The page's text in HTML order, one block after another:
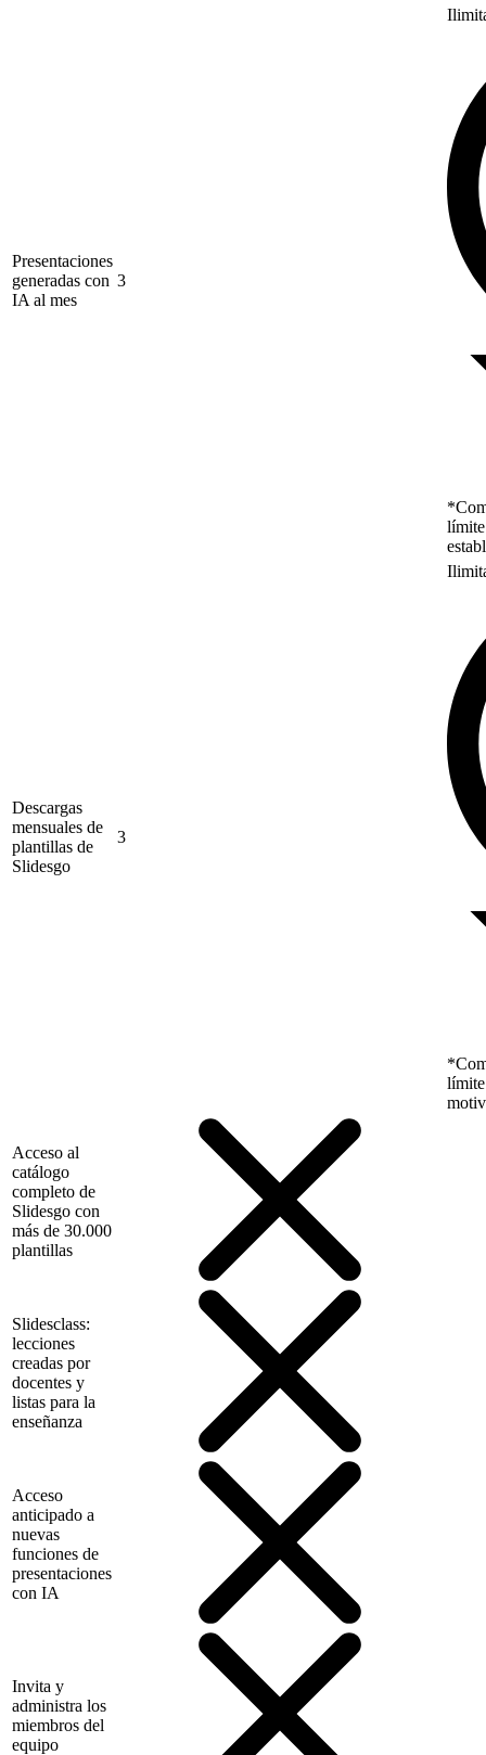
Presentaciones
generadas con
IA al mes
3
Descargas
mensuales de
plantillas de
Slidesgo
3
límite
Acceso al
catálogo
completo de
Slidesgo con
más de 30.000
plantillas
Slidesclass:
lecciones
creadas por
docentes y
listas para la
enseñanza
Acceso
anticipado a
nuevas
funciones de
presentaciones
con IA
Invita y
administra los
miembros del
equipo